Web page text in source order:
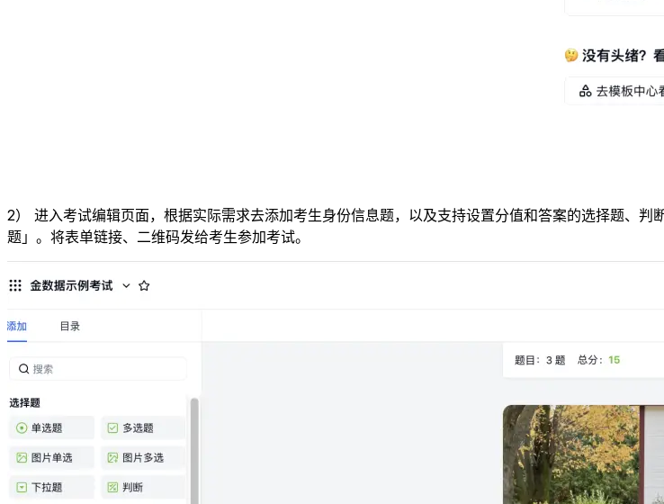
2） 进入考试编辑页面，根据实际需求去添加考生身份信息题，以及支持设置分值和答案的选择题、
题」。将表单链接、二维码发给考生参加考试。